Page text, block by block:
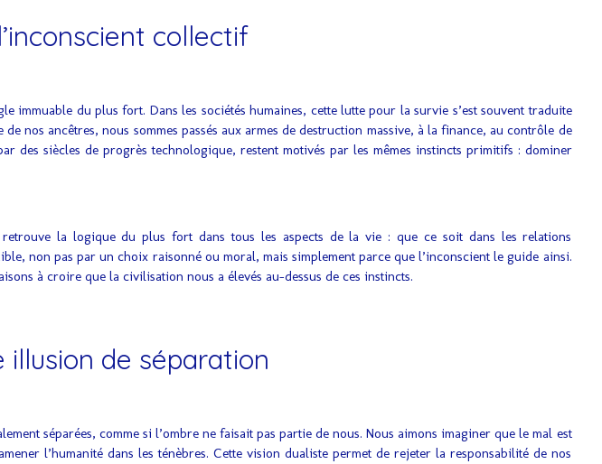
collectif
du plus fort. Dans les sociétés humaines, cette lutte pour la survie s’est souvent traduite
nos ancêtres, nous sommes passés aux armes de destruction massive, à la finance, au contrôle de
des siècles de progrès technologique, restent motivés par les mêmes instincts primitifs : dominer
la logique du plus fort dans tous les aspects de la vie : que ce soit dans les relations
non pas par un choix raisonné ou moral, mais simplement parce que l’inconscient le guide ainsi.
à croire que la civilisation nous a élevés au-dessus de ces instincts.
illusion de séparation
séparées, comme si l’ombre ne faisait pas partie de nous. Nous aimons imaginer que le mal est
l’humanité dans les ténèbres. Cette vision dualiste permet de rejeter la responsabilité de nos